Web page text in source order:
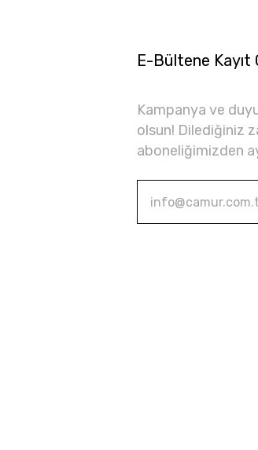
E-Bültene Kayıt
Kampanya ve
olsun! Dilediğiniz
aboneliğimizden